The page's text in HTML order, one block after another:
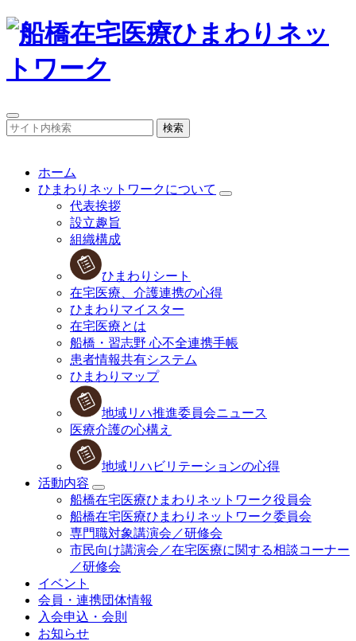
検索
ホーム
ひまわりネットワークについて
代表挨拶
設立趣旨
組織構成
ひまわりシート
在宅医療、介護連携の心得
ひまわりマイスター
在宅医療とは
船橋・習志野 心不全連携手帳
患者情報共有システム
ひまわりマップ
地域リハ推進委員会ニュース
医療介護の心構え
地域リハビリテーションの心得
活動内容
船橋在宅医療ひまわりネットワーク役員会
船橋在宅医療ひまわりネットワーク委員会
専門職対象講演会／研修会
市民向け講演会／在宅医療に関する相談コーナー
／研修会
イベント
会員・連携団体情報
入会申込・会則
お知らせ